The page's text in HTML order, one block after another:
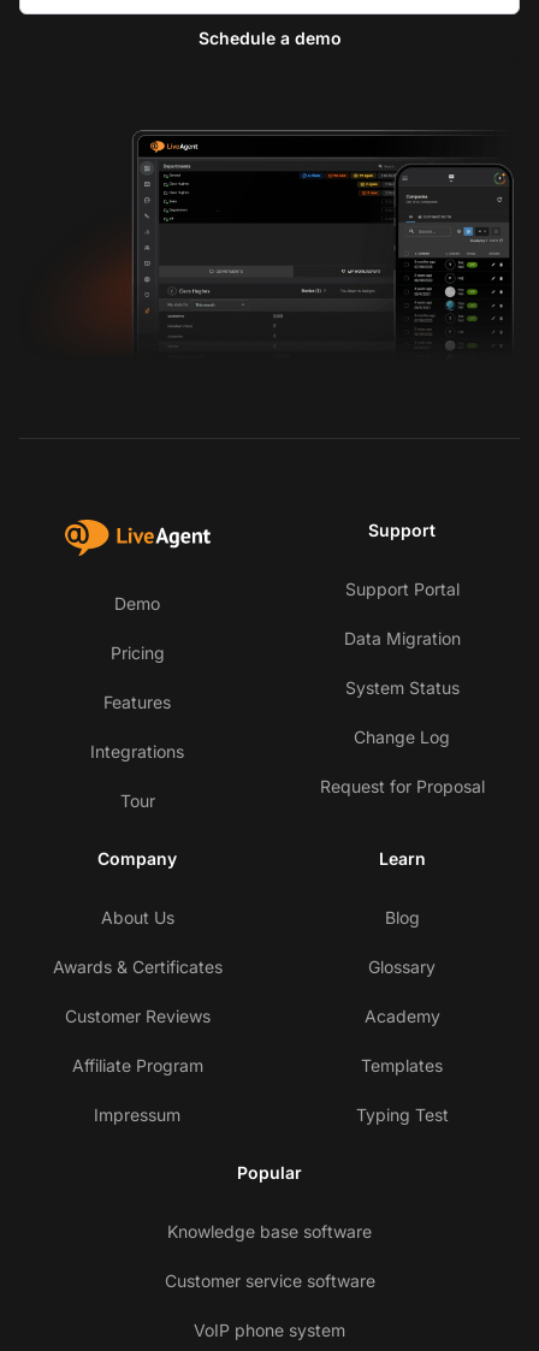
Schedule a demo
Demo
Pricing
Features
Integrations
Tour
Support
Support Portal
Data Migration
System Status
Change Log
Request for Proposal
Company
About Us
Awards & Certificates
Customer Reviews
Affiliate Program
Impressum
Learn
Blog
Glossary
Academy
Templates
Typing Test
Popular
Knowledge base software
Customer service software
VoIP phone system